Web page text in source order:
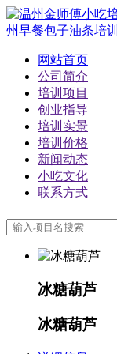
网站首页
公司简介
培训项目
创业指导
培训实景
培训价格
新闻动态
小吃文化
联系方式
冰糖葫芦
冰糖葫芦